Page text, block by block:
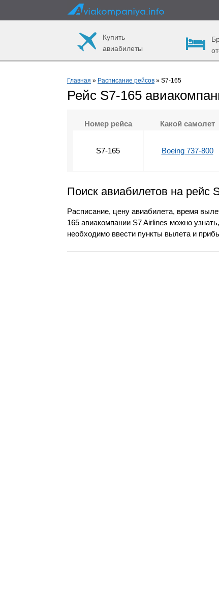
Купить
авиабилеты
Главная » Расписание рейсов » S7-165
Рейс S7-165
Номер рейса Какой самолет
S7-165 Boeing 737-800
Поиск авиабилетов на рейс
Расписание, цену авиабилета, время
165 авиакомпании S7 Airlines можно
необходимо ввести пункты вылета и